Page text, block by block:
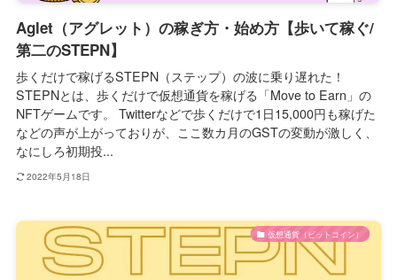
Aglet（アグレット）の稼ぎ方・始め方【歩いて稼ぐ/
第二のSTEPN】
歩くだけで稼げるSTEPN（ステップ）の波に乗り遅れた！
STEPNとは、歩くだけで仮想通貨を稼げる「Move to Earn」の
NFTゲームです。 Twitterなどで歩くだけで1日15,000円も稼げた
などの声が上がっておりが、ここ数カ月のGSTの変動が激しく、
なにしろ初期投...
2022年5月18日
仮想通貨（ビットコイン）